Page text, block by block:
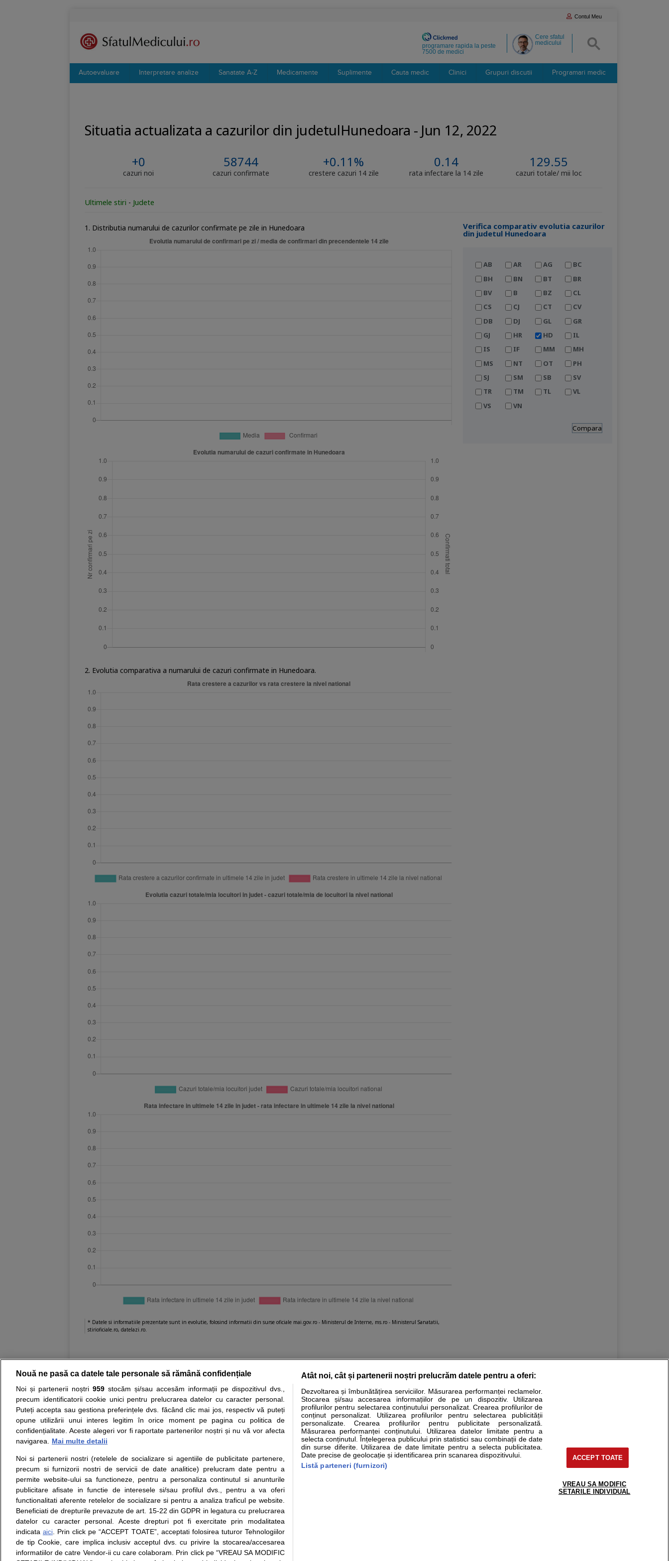
Contul Meu
Cere sfatul
medicului
programare rapida la peste
7500 de medici
Autoevaluare Interpretare analize Sanatate A-Z Medicamente Suplimente Cauta medic Clinici Grupuri discutii Programari medic
Situatia actualizata a cazurilor din judetulHunedoara - Jun 12, 2022
+0
cazuri noi
58744
cazuri confirmate
+0.11%
crestere cazuri 14 zile
0.14
rata infectare la 14 zile
129.55
cazuri totale/ mii loc
Ultimele stiri - Judete
1. Distributia numarului de cazurilor confirmate pe zile in Hunedoara
2. Evolutia comparativa a numarului de cazuri confirmate in Hunedoara.
* Datele si informatiile prezentate sunt in evolutie, folosind informatii din surse oficiale mai.gov.ro - Ministerul de Interne, ms.ro - Ministerul Sanatatii,
stirioficiale.ro, datelazi.ro.
Verifica comparativ evolutia cazurilor
din judetul Hunedoara
AB AR AG
BC
BH
BN BT
BR
BV
B BZ
CL
CS
CJ CT
CV
DB
DJ GL
GR
GJ
HR HD
IL
IS
IF MM
MH
MS
NT OT
PH
SJ
SM SB
SV
TR
TM TL
VL
VS
VN
Resurse: Autoevaluare simptome Interpretare analize Specialitati medicale
Opiniile avizate ale medicilor, sfaturile si orice alte informatii despre sanatate disponibile pe sfatulmedicului.ro au scop informativ si educational. Ele nu pot substitui consultul medical direct si
nici diagnosticul stabilit in urma investigatiilor si analizelor medicale. Va sfatuim, ca pe langa informatia primita pe sfatulmedicului.ro sa consultati fie medicul Dvs., fie unul dintre medicii pe care
ii punem la dispozitie pentru programare in sistemul de programari la medic Clickmed.
Despre noi
Contact
Intrebari frecvente
Consultanti
medicali
Termeni si conditii
Politica de
confidentialitate
Politica de cookie
Modifica Setarile Cookie
Drepturile consumatorului
Protectia consumatorilor -
ANPC
Solutionarea Alternativa a
Litigiilor
Info consumator: 0800.080.999
Formulare europene - CNAS
Ministerul Sanatatii - ANMDM
Parteneri
Inscriere clinica
Pentru pacient
support@sfatulmedicului.ro
0374 109 268
© Copyright © 2005 - 2026
Nouă ne pasă ca datele tale personale să rămână confidențiale
Noi și partenerii noștri 959stocăm și/sau accesăm informații pe dispozitivul dvs.,
precum identificatorii cookie unici pentru prelucrarea datelor cu caracter personal.
Puteți accepta sau gestiona preferințele dvs. făcând clic mai jos, respectiv vă puteți
opune utilizării unui interes legitim în orice moment pe pagina cu politica de
confidențialitate. Aceste alegeri vor fi raportate partenerilor noștri și nu vă vor afecta
navigarea.
Mai multe detalii
Noi si partenerii nostri (retelele de socializare si agentiile de publicitate partenere,
precum si furnizorii nostri de servicii de date analitice) prelucram date pentru a
permite website-ului sa functioneze, pentru a personaliza continutul si anunturile
publicitare afisate in functie de interesele si/sau profilul dvs., pentru a va oferi
functionalitati aferente retelelor de socializare si pentru a analiza traficul pe website.
Beneficiati de drepturile prevazute de art. 15-22 din GDPR in legatura cu prelucrarea
datelor cu caracter personal. Aceste drepturi pot fi exercitate prin modalitatea
indicata aici. Prin click pe “ACCEPT TOATE”, acceptati folosirea tuturor Tehnologiilor
de tip Cookie, care implica inclusiv acceptul dvs. cu privire la stocarea/accesarea
informatiilor de catre Vendor-ii cu care colaboram. Prin click pe “VREAU SA MODIFIC
Atât noi, cât și partenerii noștri prelucrăm datele pentru a oferi:
Dezvoltarea și îmbunătățirea serviciilor. Măsurarea performanței reclamelor.
Stocarea și/sau accesarea informațiilor de pe un dispozitiv. Utilizarea
profilurilor pentru selectarea conținutului personalizat. Crearea profilurilor de
conținut personalizat. Utilizarea profilurilor pentru selectarea publicității
personalizate. Crearea profilurilor pentru publicitate personalizată.
Măsurarea performanței conținutului. Utilizarea datelor limitate pentru a
selecta conținutul. Înțelegerea publicului prin statistici sau combinații de date
din surse diferite. Utilizarea de date limitate pentru a selecta publicitatea.
Date precise de geolocație și identificarea prin scanarea dispozitivului.
Listă parteneri (furnizori)
ACCEPT TOATE
VREAU SA MODIFIC
SETARILE INDIVIDUAL